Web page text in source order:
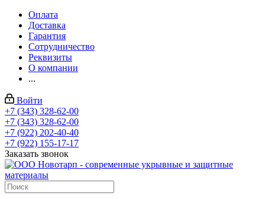
Оплата
Доставка
Гарантия
Сотрудничество
Реквизиты
О компании
...
Войти
+7 (343) 328-62-00
+7 (343) 328-62-00
+7 (922) 202-40-40
+7 (922) 155-17-17
Заказать звонок